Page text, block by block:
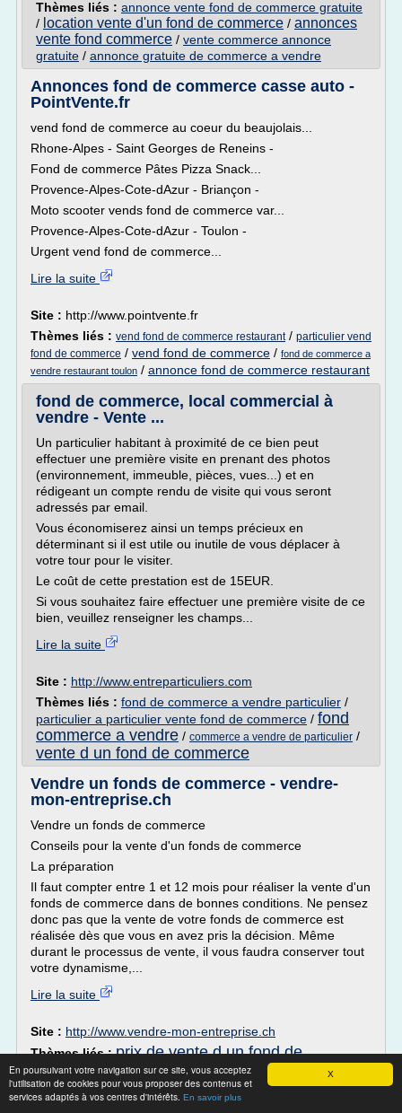
X
En poursuivant votre navigation sur ce site, vous acceptez
l'utilisation de cookies pour vous proposer des contenus et
services adaptés à vos centres d'intérêts. En savoir plus
Thèmes liés : annonce vente fond de commerce gratuite
/ location vente d'un fond de commerce / annonces
vente fond commerce / vente commerce annonce
gratuite / annonce gratuite de commerce a vendre
Annonces fond de commerce casse auto -
PointVente.fr
vend fond de commerce au coeur du beaujolais...
Rhone-Alpes - Saint Georges de Reneins -
Fond de commerce Pâtes Pizza Snack...
Provence-Alpes-Cote-dAzur - Briançon -
Moto scooter vends fond de commerce var...
Provence-Alpes-Cote-dAzur - Toulon -
Urgent vend fond de commerce...
Lire la suite
Site : http://www.pointvente.fr
Thèmes liés : vend fond de commerce restaurant/ particulier vend
fond de commerce / vend fond de commerce / fond de commerce a
vendre restaurant toulon / annonce fond de commerce restaurant
fond de commerce, local commercial à
vendre - Vente ...
Un particulier habitant à proximité de ce bien peut
effectuer une première visite en prenant des photos
(environnement, immeuble, pièces, vues...) et en
rédigeant un compte rendu de visite qui vous seront
adressés par email.
Vous économiserez ainsi un temps précieux en
déterminant si il est utile ou inutile de vous déplacer à
votre tour pour le visiter.
Le coût de cette prestation est de 15EUR.
Si vous souhaitez faire effectuer une première visite de ce
bien, veuillez renseigner les champs...
Lire la suite
Site : http://www.entreparticuliers.com
Thèmes liés : fond de commerce a vendre particulier /
particulier a particulier vente fond de commerce / fond
commerce a vendre / commerce a vendre de particulier /
vente d un fond de commerce
Vendre un fonds de commerce - vendre-
mon-entreprise.ch
Vendre un fonds de commerce
Conseils pour la vente d'un fonds de commerce
La préparation
Il faut compter entre 1 et 12 mois pour réaliser la vente d'un
fonds de commerce dans de bonnes conditions. Ne pensez
donc pas que la vente de votre fonds de commerce est
réalisée dès que vous en avez pris la décision. Même
durant le processus de vente, il vous faudra conserver tout
votre dynamisme,...
Lire la suite
Site : http://www.vendre-mon-entreprise.ch
Thèmes liés :prix de vente d un fond de
commerce/vente d'un fond de commerce bail
vente d un fond de commerce/
prix d un fond
de commerce/vente entre particulier fond de